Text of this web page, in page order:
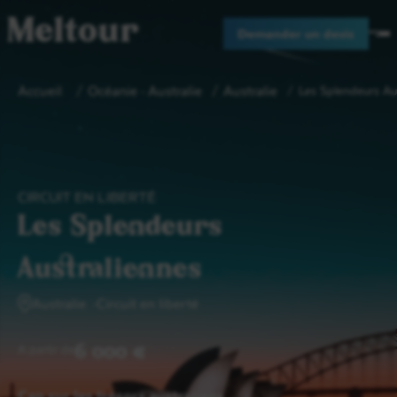
Meltour Demander un devis
Accueil Océanie - Australie Australie Les Splendeurs
CIRCUIT EN LIBERTÉ
Les Splendeurs
Australiennes